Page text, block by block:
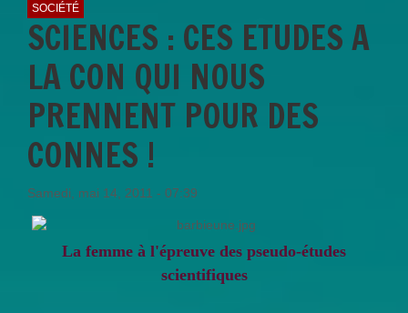
SOCIÉTÉ
SCIENCES : CES ETUDES A
LA CON QUI NOUS
PRENNENT POUR DES
CONNES !
Samedi, mai 14, 2011 - 07:39
La femme à l'épreuve des pseudo-études
scientifiques